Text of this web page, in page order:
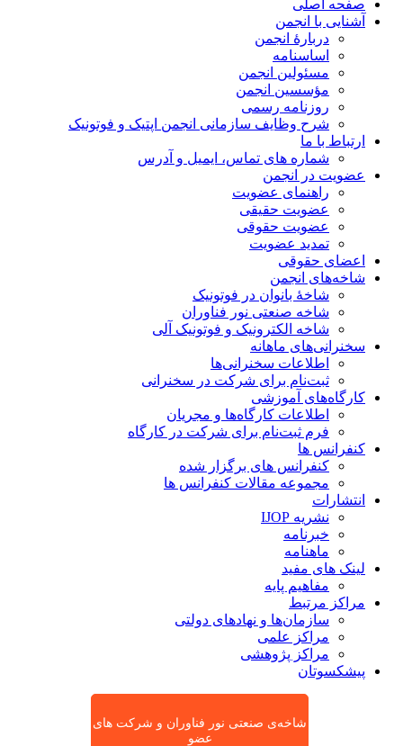
صفحه اصلی
آشنایی با انجمن
دربارۀ انجمن
اساسنامه
مسئولین انجمن
مؤسسین انجمن
روزنامه رسمی
شرح وظایف سازمانی انجمن اپتیک و فوتونیک
ارتباط با ما
شماره های تماس، ایمیل و آدرس
عضویت در انجمن
راهنمای عضویت
عضویت حقیقی
عضویت حقوقی
تمدید عضویت
اعضای حقوقی
شاخه‌های انجمن
شاخۀ بانوان در فوتونیک
شاخه صنعتی نور فناوران
شاخه‌ الکترونیک و فوتونیک آلی
سخنرانی‌های ماهانه
اطلاعات سخنرانی‌‌ها
ثبت‌نام برای شرکت در سخنرانی
کارگاه‌های آموزشی
اطلاعات کارگاه‌ها و مجریان
فرم ثبت‌نام برای شرکت در کارگاه
کنفرانس ها
کنفرانس های برگزار شده
مجموعه مقالات کنفرانس ها
انتشارات
نشریه IJOP
خبرنامه
ماهنامه
لینک های مفید
مفاهیم پایه
مراکز مرتبط
سازمان‌ها و نهادهای دولتی
مراکز علمی
مراکز پژوهشی
پیشکسوتان
شاخه‌ی صنعتی نور فناوران و شرکت های
عضو